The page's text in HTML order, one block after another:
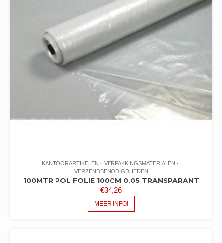
KANTOORARTIKELEN
VERPAKKINGSMATERIALEN
VERZENDBENODIGDHEDEN
100MTR POL FOLIE 100CM 0.05 TRANSPARANT
€34,26
MEER INFO!